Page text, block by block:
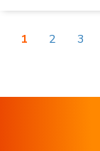
1 2 3